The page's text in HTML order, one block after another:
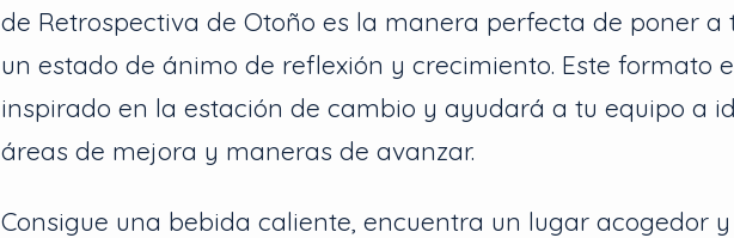
de Retrospectiva de Otoño es la manera perfecta de poner a
un estado de ánimo de reflexión y crecimiento. Este formato
inspirado en la estación de cambio y ayudará a tu equipo a
áreas de mejora y maneras de avanzar.
Consigue una bebida caliente, encuentra un lugar acogedor